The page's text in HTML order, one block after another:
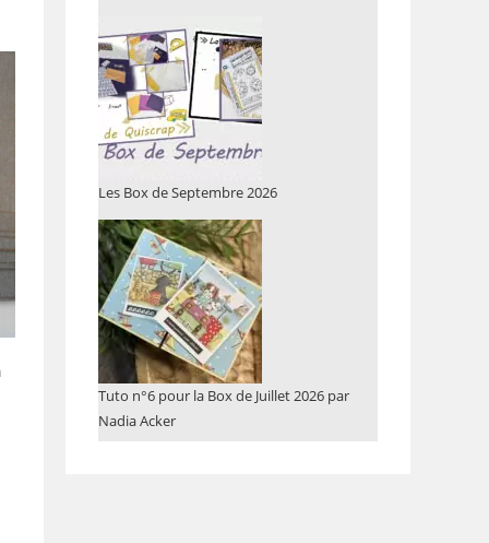
Les Box de Septembre 2026
Tuto n°6 pour la Box de Juillet 2026 par
Nadia Acker